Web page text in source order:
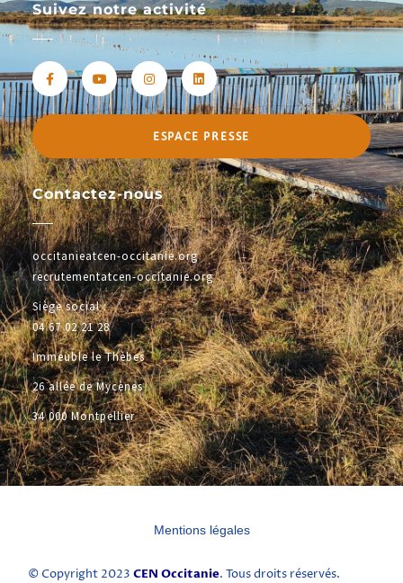
Suivez notre activité
ESPACE PRESSE
Contactez-nous
occitanieatcen-occitanie.org
recrutementatcen-occitanie.org
Siège social :
04 67 02 21 28
Immeuble le Thèbes
26 allée de Mycènes
34 000 Montpellier
© Copyright 2023CEN Occitanie. Tous droits réservés.
Mentions légales